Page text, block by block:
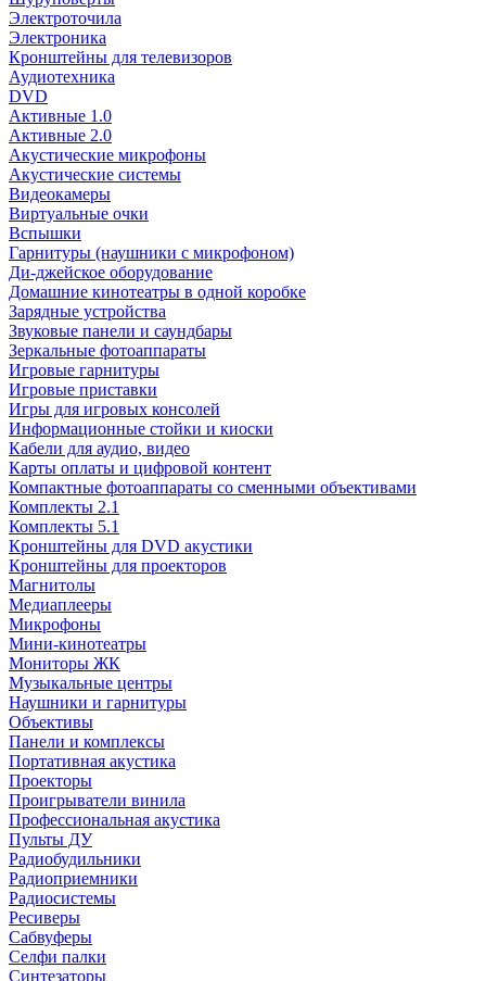
Электроточила
Электроника
Кронштейны для телевизоров
Аудиотехника
DVD
Активные 1.0
Активные 2.0
Акустические микрофоны
Акустические системы
Видеокамеры
Виртуальные очки
Вспышки
Гарнитуры (наушники с микрофоном)
Ди-джейское оборудование
Домашние кинотеатры в одной коробке
Зарядные устройства
Звуковые панели и саундбары
Зеркальные фотоаппараты
Игровые гарнитуры
Игровые приставки
Игры для игровых консолей
Информационные стойки и киоски
Кабели для аудио, видео
Карты оплаты и цифровой контент
Компактные фотоаппараты со сменными объективами
Комплекты 2.1
Комплекты 5.1
Кронштейны для DVD акустики
Кронштейны для проекторов
Магнитолы
Медиаплееры
Микрофоны
Мини-кинотеатры
Мониторы ЖК
Музыкальные центры
Наушники и гарнитуры
Объективы
Панели и комплексы
Портативная акустика
Проекторы
Проигрыватели винила
Профессиональная акустика
Пульты ДУ
Радиобудильники
Радиоприемники
Радиосистемы
Ресиверы
Сабвуферы
Селфи палки
Синтезаторы